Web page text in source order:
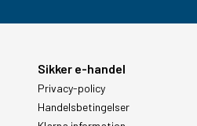
Sikker e-handel
Privacy-policy
Handelsbetingelser